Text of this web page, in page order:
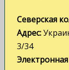
Северская
Адрес:
3/34